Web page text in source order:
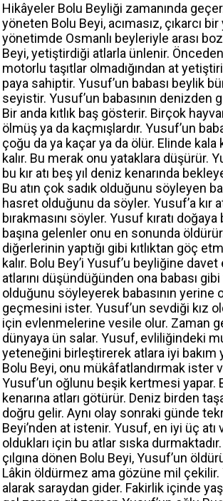
Hikâyeler Bolu Beyliği zamanında
yöneten Bolu Beyi, acımasız, çıkarcı
yönetimde Osmanlı beyleriyle arası
Beyi, yetiştirdiği atlarla ünlenir.
motorlu taşıtlar olmadığından at
paya sahiptir. Yusuf’un babası beylik
seyistir. Yusuf’un babasının denizden
Bir anda kıtlık baş gösterir. Birçok
ölmüş ya da kaçmışlardır. Yusuf’un
çoğu da ya kaçar ya da ölür. Elinde kala
kalır. Bu merak onu yataklara düşürür.
bu kır atı beş yıl deniz kenarında
Bu atın çok sadık olduğunu söyleyen
hasret olduğunu da söyler. Yusuf’a kır
bırakmasını söyler. Yusuf kıratı doğaya
başına gelenler onu en sonunda
diğerlerinin yaptığı gibi kıtlıktan göç
kalır. Bolu Bey’i Yusuf’u beyliğine
atlarını düşündüğünden ona babası
olduğunu söyleyerek babasının yerine
geçmesini ister. Yusuf’un sevdiği kız
için evlenmelerine vesile olur. Zaman
dünyaya ün salar. Yusuf, evliliğindeki
yeteneğini birleştirerek atlara iyi bakım
Bolu Beyi, onu mükâfatlandırmak ister
Yusuf’un oğlunu beşik kertmesi yapar.
kenarına atları götürür. Deniz birden
doğru gelir. Aynı olay sonraki günde
Beyi’nden at istenir. Yusuf, en iyi üç atı
oldukları için bu atlar sıska
çılgına dönen Bolu Beyi, Yusuf’un
Lâkin öldürmez ama gözüne mil
alarak saraydan gider. Fakirlik içinde